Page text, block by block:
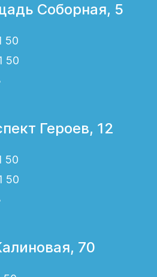
Соборная, 5
50
50
Героев, 12
50
50
70